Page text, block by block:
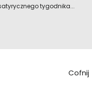
tygodnika...
Cofnij